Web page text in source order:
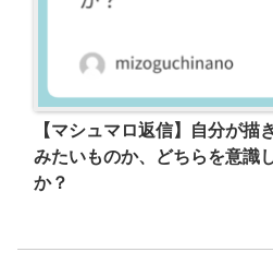
【マシュマロ返信】自分が描
みたいものか、どちらを意識
か？